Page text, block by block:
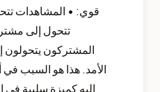
قوي: • المشاهدات
تتحول إلى
المشتركون يتحولون
الأمد. هذا هو السبب في
إليه كميزة سلبية